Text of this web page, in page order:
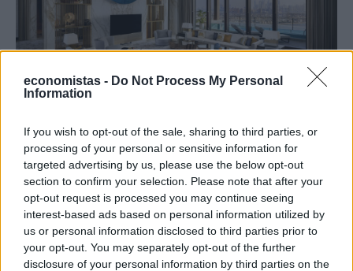
economistas - Do Not Process My Personal
Information
If you wish to opt-out of the sale, sharing to third parties, or
processing of your personal or sensitive information for
targeted advertising by us, please use the below opt-out
section to confirm your selection. Please note that after your
opt-out request is processed you may continue seeing
interest-based ads based on personal information utilized by
us or personal information disclosed to third parties prior to
your opt-out. You may separately opt-out of the further
disclosure of your personal information by third parties on the
Πού βρίσκεται η πιο ακριβή σουίτα
ξενοδοχείου στον κόσμο
Έχετε αναρωτηθεί ποτέ πώς θα ήταν το εσωτερικό ενός από τα
πιο ακριβά ρετιρέ ξενοδοχείων στο κόσμο στο οποίο, ρεαλιστικά
μιλώντας, γνωρίζετε ότι θα ήταν αρκετά δύσκολο να βρεθείτε; Στο
Ντουμπάι και συγκεκριμένα στο Atlantis The Royal, στην τεχνητή
νησίδα Palm Jumeirah, βρίσκεται μία από τις ακριβότερες και πιο
εντυπωσιακές ξενοδοχειακές σουίτες στον κόσμο.